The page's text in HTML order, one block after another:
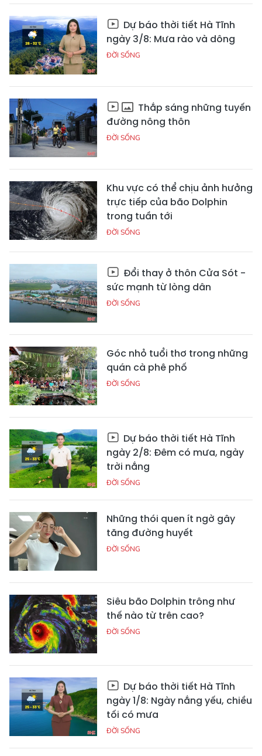
Dự báo thời tiết Hà Tĩnh
ngày 3/8: Mưa rào và dông
ĐỜI SỐNG
Thắp sáng những tuyến
đường nông thôn
ĐỜI SỐNG
Khu vực có thể chịu ảnh hưởng
trực tiếp của bão Dolphin
trong tuần tới
ĐỜI SỐNG
Đổi thay ở thôn Cửa Sót -
sức mạnh từ lòng dân
ĐỜI SỐNG
Góc nhỏ tuổi thơ trong những
quán cà phê phố
ĐỜI SỐNG
Dự báo thời tiết Hà Tĩnh
ngày 2/8: Đêm có mưa, ngày
trời nắng
ĐỜI SỐNG
Những thói quen ít ngờ gây
tăng đường huyết
ĐỜI SỐNG
Siêu bão Dolphin trông như
thế nào từ trên cao?
ĐỜI SỐNG
Dự báo thời tiết Hà Tĩnh
ngày 1/8: Ngày nắng yếu, chiều
tối có mưa
ĐỜI SỐNG